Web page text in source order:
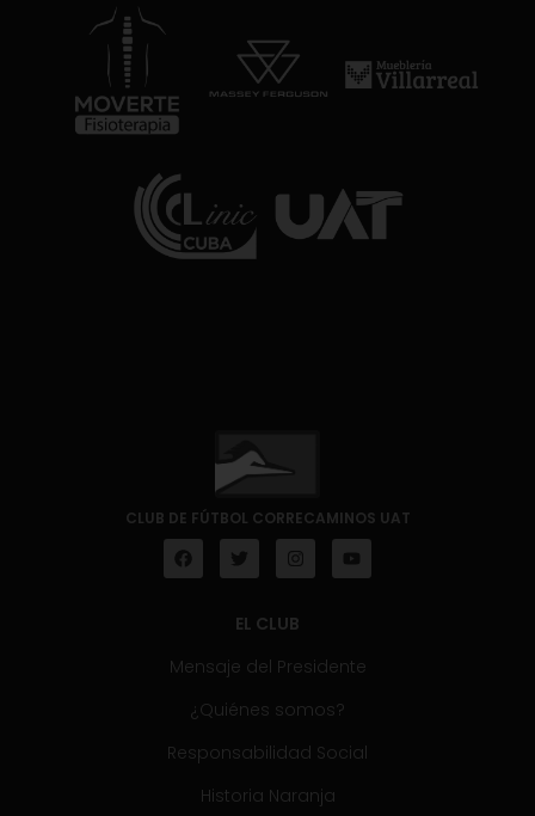
CLUB DE FÚTBOL CORRECAMINOS UAT
EL CLUB
Mensaje del Presidente
¿Quiénes somos?
Responsabilidad Social
Historia Naranja